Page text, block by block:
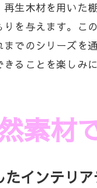
再生木材を用いた
りを与えます。こ
でのシリーズを
ることを楽しみ
素材
たインテリ